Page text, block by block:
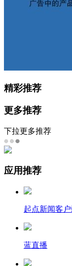
精彩推荐
更多推荐
下拉更多推荐
应用推荐
起点新闻客
蓝直播